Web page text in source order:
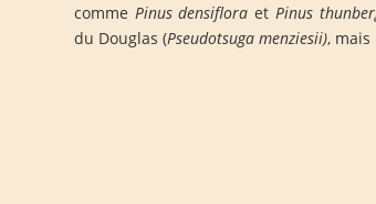
comme Pinus densiflora et Pinus
du Douglas (Pseudotsuga menziesii),